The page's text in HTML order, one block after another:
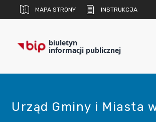
MAPA STRONY INSTRUKCJA
biuletyn
informacji publicznej
Urząd Gminy i Miasta